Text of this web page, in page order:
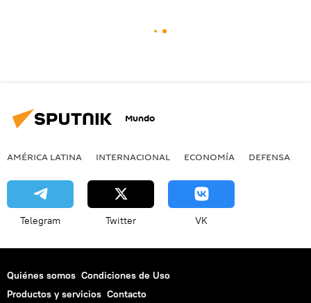
Mundo
AMÉRICA LATINA INTERNACIONAL ECONOMÍA DEFENSA
Telegram Twitter VK
Quiénes somos Condiciones de Uso
Productos y servicios Contacto